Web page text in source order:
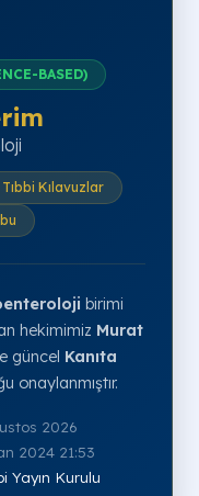
BASED)
Kılavuzlar
birimi
hekimimiz Murat
güncel Kanıta
onaylanmıştır.
2026
2024 21:53
Yayın Kurulu